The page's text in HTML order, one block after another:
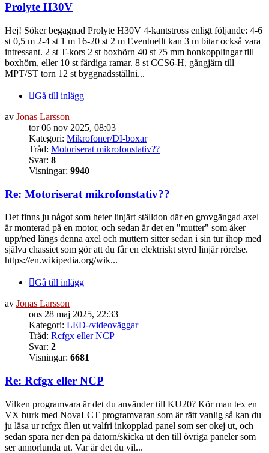
Prolyte H30V
Hej! Söker begagnad Prolyte H30V 4-kantstross enligt följande: 4-6
st 0,5 m 2-4 st 1 m 16-20 st 2 m Eventuellt kan 3 m bitar också vara
intressant. 2 st T-kors 2 st boxhörn 40 st 75 mm honkopplingar till
boxhörn, eller 10 st färdiga ramar. 8 st CCS6-H, gångjärn till
MPT/ST torn 12 st byggnadsställni...
Gå till inlägg
av Jonas Larsson
tor 06 nov 2025, 08:03
Kategori: Mikrofoner/DI-boxar
Tråd: Motoriserat mikrofonstativ??
Svar: 8
Visningar: 9940
Re: Motoriserat mikrofonstativ??
Det finns ju något som heter linjärt ställdon där en grovgängad axel
är monterad på en motor, och sedan är det en "mutter" som åker
upp/ned längs denna axel och muttern sitter sedan i sin tur ihop med
själva chassiet som gör att du får en elektriskt styrd linjär rörelse.
https://en.wikipedia.org/wik...
Gå till inlägg
av Jonas Larsson
ons 28 maj 2025, 22:33
Kategori: LED-/videoväggar
Tråd: Rcfgx eller NCP
Svar: 2
Visningar: 6681
Re: Rcfgx eller NCP
Vilken programvara är det du använder till KU20? Kör man tex en
VX burk med NovaLCT programvaran som är rätt vanlig så kan du
ju läsa ur rcfgx filen ut valfri inkopplad panel som ser okej ut, och
sedan spara ner den på datorn/skicka ut den till övriga paneler som
ser annorlunda ut. Var är det du vil...